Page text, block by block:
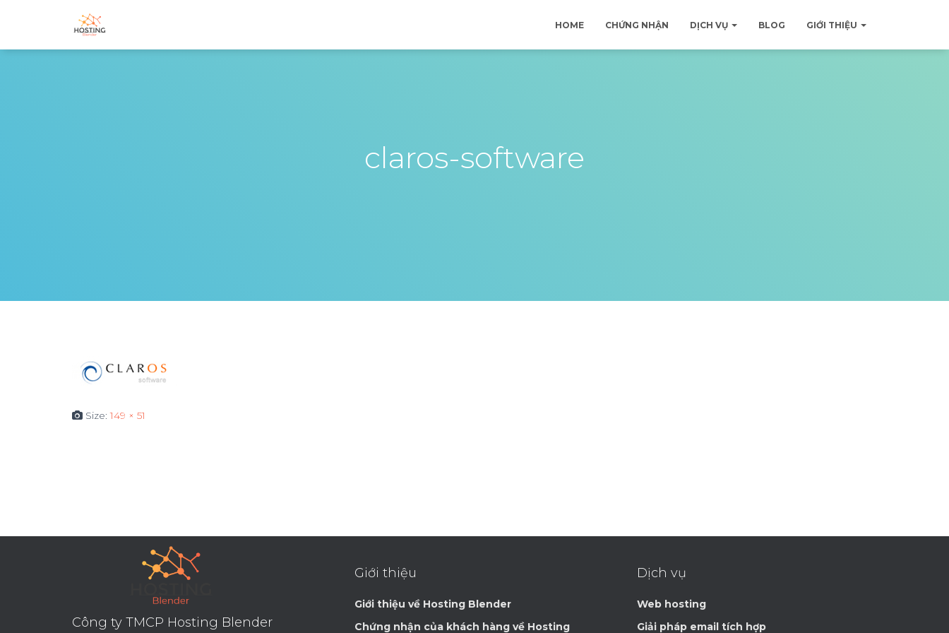
HOME CHỨNG NHẬN DỊCH VỤ BLOG GIỚI THIỆU
claros-software
Size:149 × 51
Công ty TMCP Hosting Blender
Giới thiệu
Giới thiệu về Hosting Blender
Chứng nhận của khách hàng về Hosting
Dịch vụ
Web hosting
Giải pháp email tích hợp